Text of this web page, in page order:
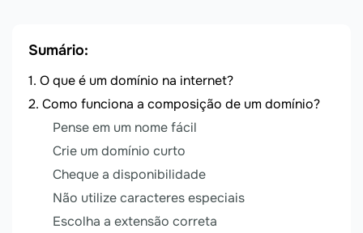
Sumário:
O que é um domínio na internet?
Como funciona a composição de um domínio?
Pense em um nome fácil
Crie um domínio curto
Cheque a disponibilidade
Não utilize caracteres especiais
Escolha a extensão correta